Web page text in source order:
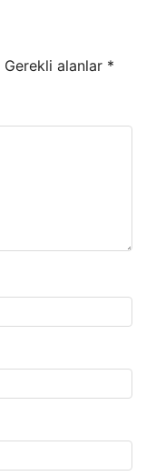
Gerekli alanlar *